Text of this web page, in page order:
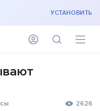
УСТАНОВИТЬ
2626